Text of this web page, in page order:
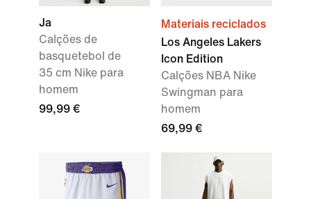
Ja
Calções de
basquetebol de
35 cm Nike para
homem
99,99 €
Materiais reciclados
Los Angeles Lakers
Icon Edition
Calções NBA Nike
Swingman para
homem
69,99 €